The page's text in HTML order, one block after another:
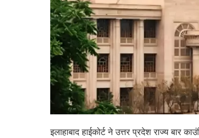
इलाहाबाद हाईकोर्ट ने उत्तर प्रदेश राज्य